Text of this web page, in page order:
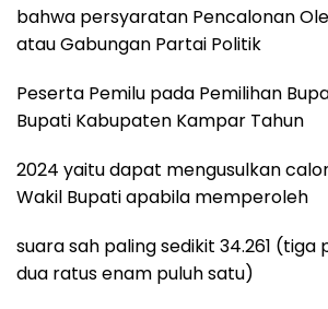
bahwa persyaratan Pencalonan
atau Gabungan Partai Politik
Peserta Pemilu pada Pemilihan
Bupati Kabupaten Kampar Tahun
2024 yaitu dapat mengusulkan
Wakil Bupati apabila memperoleh
suara sah paling sedikit 34.261
dua ratus enam puluh satu)